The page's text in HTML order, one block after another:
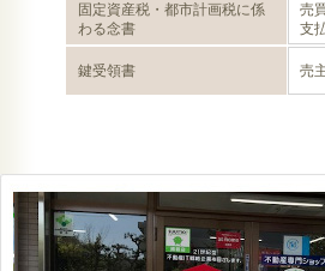
固定資産税・都市計画税に係
わる念書
売
支
鍵受領書 売